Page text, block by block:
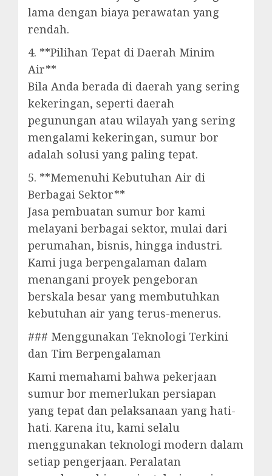
lama dengan biaya perawatan yang
rendah.
4. **Pilihan Tepat di Daerah Minim
Air**
Bila Anda berada di daerah yang sering
kekeringan, seperti daerah
pegunungan atau wilayah yang sering
mengalami kekeringan, sumur bor
adalah solusi yang paling tepat.
5. **Memenuhi Kebutuhan Air di
Berbagai Sektor**
Jasa pembuatan sumur bor kami
melayani berbagai sektor, mulai dari
perumahan, bisnis, hingga industri.
Kami juga berpengalaman dalam
menangani proyek pengeboran
berskala besar yang membutuhkan
kebutuhan air yang terus-menerus.
### Menggunakan Teknologi Terkini
dan Tim Berpengalaman
Kami memahami bahwa pekerjaan
sumur bor memerlukan persiapan
yang tepat dan pelaksanaan yang hati-
hati. Karena itu, kami selalu
menggunakan teknologi modern dalam
setiap pengerjaan. Peralatan